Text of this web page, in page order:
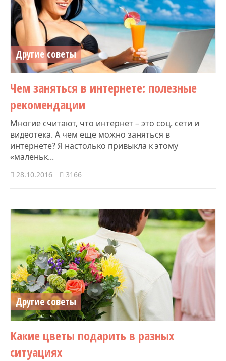
Другие советы
Чем заняться в интернете: полезные
рекомендации
Многие считают, что интернет – это соц. сети и
видеотека. А чем еще можно заняться в
интернете? Я настолько привыкла к этому
«маленьк...
28.10.2016 3166
Другие советы
Какие цветы подарить в разных
ситуациях